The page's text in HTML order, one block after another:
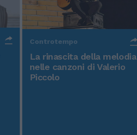
Controtempo
La rinascita della melodia
nelle canzoni di Valerio
Piccolo